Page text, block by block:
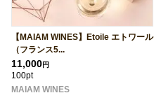
【MAIAM WINES】Etoile エトワール
（フランス5...
11,000円
100pt
MAIAM WINES